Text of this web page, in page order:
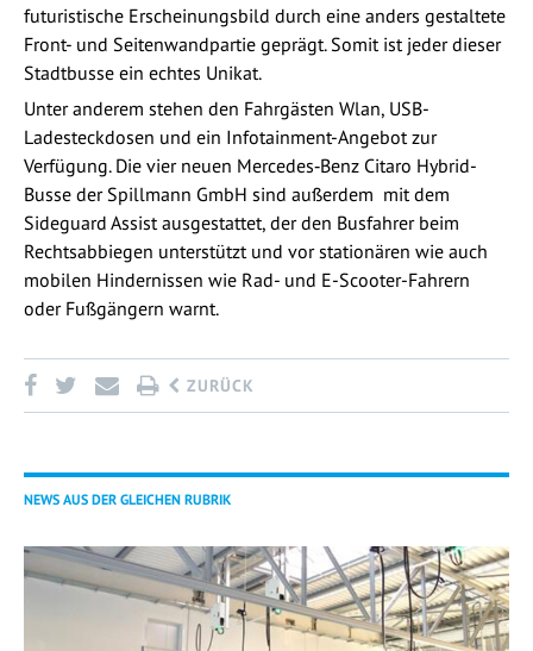
futuristische Erscheinungsbild durch eine anders gestaltete
Front- und Seitenwandpartie geprägt. Somit ist jeder dieser
Stadtbusse ein echtes Unikat.
Unter anderem stehen den Fahrgästen Wlan, USB-
Ladesteckdosen und ein Infotainment-Angebot zur
Verfügung. Die vier neuen Mercedes‑Benz Citaro Hybrid-
Busse der Spillmann GmbH sind außerdem mit dem
Sideguard Assist ausgestattet, der den Busfahrer beim
Rechtsabbiegen unterstützt und vor stationären wie auch
mobilen Hindernissen wie Rad- und E-Scooter-Fahrern
oder Fußgängern warnt.
ZURÜCK
NEWS AUS DER GLEICHEN RUBRIK